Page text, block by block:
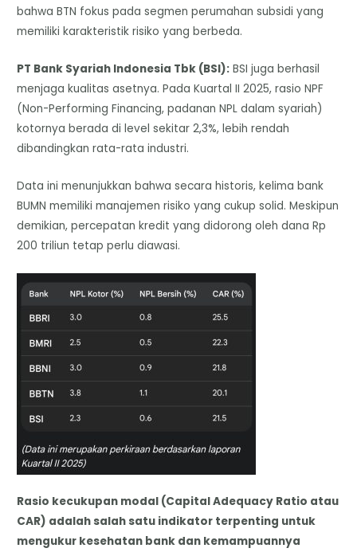
bahwa BTN fokus pada segmen perumahan subsidi yang
memiliki karakteristik risiko yang berbeda.
​PT Bank Syariah Indonesia Tbk (BSI): BSI juga berhasil
menjaga kualitas asetnya. Pada Kuartal II 2025, rasio NPF
(Non-Performing Financing, padanan NPL dalam syariah)
kotornya berada di level sekitar 2,3%, lebih rendah
dibandingkan rata-rata industri.
​Data ini menunjukkan bahwa secara historis, kelima bank
BUMN memiliki manajemen risiko yang cukup solid. Meskipun
demikian, percepatan kredit yang didorong oleh dana Rp
200 triliun tetap perlu diawasi.
Rasio kecukupan modal (Capital Adequacy Ratio atau
CAR) adalah salah satu indikator terpenting untuk
mengukur kesehatan bank dan kemampuannya